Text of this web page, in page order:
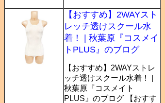
【おすすめ】2WAYスト
レッチ透けスクール水
着！ | 秋葉原『コスメイ
トPLUS』のブログ
【おすすめ】2WAYストレ
ッチ透けスクール水着！ |
秋葉原『コスメイト
PLUS』のブログ 【おすす